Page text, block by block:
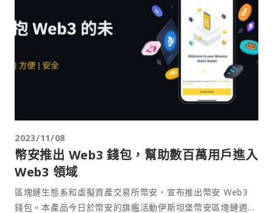
2023/11/08
幣安推出 Web3 錢包，幫助數百萬用戶進入
Web3 領域
區塊鏈生態系和虛擬資產交易所幣安，宣布推出幣安 Web3
錢包。本產品今日於幣安的旗艦活動伊斯坦堡幣安區塊鏈週正